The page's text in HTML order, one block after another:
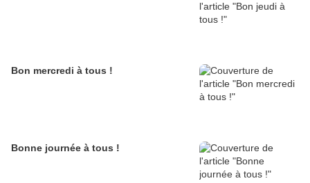
Bon mercredi à tous !
Bonne journée à tous !